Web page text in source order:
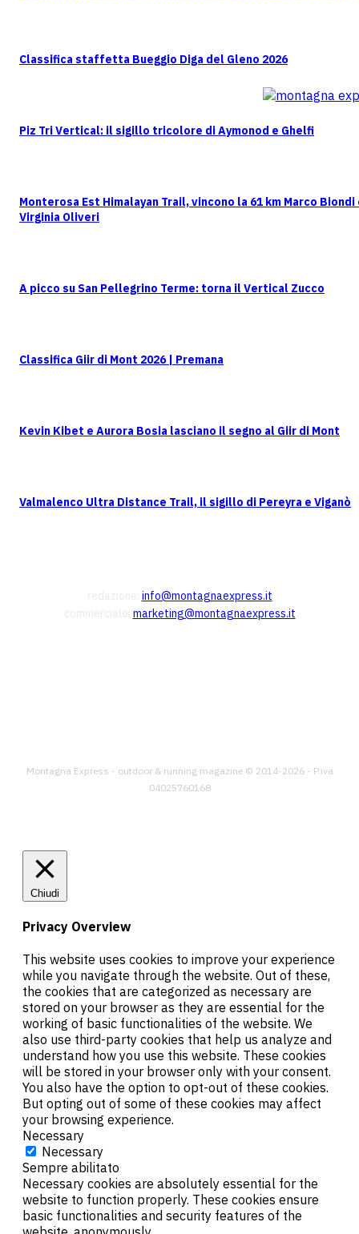
Classifica staffetta Bueggio Diga del Gleno 2026
Piz Tri Vertical: il sigillo tricolore di Aymonod e Ghelfi
Monterosa Est Himalayan Trail, vincono la 61 km Marco Biondi
Virginia Oliveri
A picco su San Pellegrino Terme: torna il Vertical Zucco
Classifica Giir di Mont 2026 | Premana
Kevin Kibet e Aurora Bosia lasciano il segno al Giir di Mont
Valmalenco Ultra Distance Trail, il sigillo di Pereyra e Viganò
info@montagnaexpress.it
marketing@montagnaexpress.it
Montagna Express - outdoor & running magazine © 2014-2026 - P.iva
04025760168
Chiudi
Privacy Overview
This website uses cookies to improve your experience
while you navigate through the website. Out of these,
the cookies that are categorized as necessary are
stored on your browser as they are essential for the
working of basic functionalities of the website. We
also use third-party cookies that help us analyze and
understand how you use this website. These cookies
will be stored in your browser only with your consent.
You also have the option to opt-out of these cookies.
But opting out of some of these cookies may affect
your browsing experience.
Necessary
Necessary
Sempre abilitato
Necessary cookies are absolutely essential for the
website to function properly. These cookies ensure
basic functionalities and security features of the